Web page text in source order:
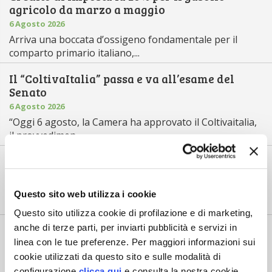
Questo sito web utilizza i cookie
Questo sito utilizza cookie di profilazione e di marketing,
anche di terze parti, per inviarti pubblicità e servizi in
linea con le tue preferenze. Per maggiori informazioni sui
cookie utilizzati da questo sito e sulle modalità di
agricolo da marzo a maggio
6 Agosto 2026
Arriva una boccata d’ossigeno fondamentale per il
comparto primario italiano,...
Il “ColtivaItalia” passa e va all’esame del
Senato
6 Agosto 2026
“Oggi 6 agosto, la Camera ha approvato il Coltivaitalia,
il provvedimen...
Mercato in crescita per l’agricoltura 4.0
Nel 2025, in Italia, l’agricoltura 4.0 è tornata al valore
Saldi Pac: ogni anno entro fine gennaio
3 Agosto 2026
L’erogazione dei pagamenti della Pac in base a una